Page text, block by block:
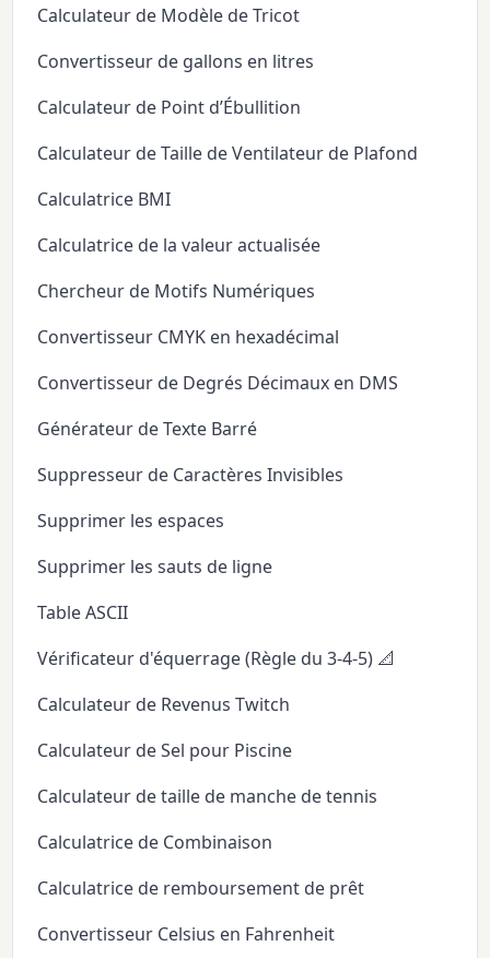
Calculateur de Modèle de Tricot
Convertisseur de gallons en litres
Calculateur de Point d’Ébullition
Calculateur de Taille de Ventilateur de Plafond
Calculatrice BMI
Calculatrice de la valeur actualisée
Chercheur de Motifs Numériques
Convertisseur CMYK en hexadécimal
Convertisseur de Degrés Décimaux en DMS
Générateur de Texte Barré
Suppresseur de Caractères Invisibles
Supprimer les espaces
Supprimer les sauts de ligne
Table ASCII
Vérificateur d'équerrage (Règle du 3-4-5) 📐
Calculateur de Revenus Twitch
Calculateur de Sel pour Piscine
Calculateur de taille de manche de tennis
Calculatrice de Combinaison
Calculatrice de remboursement de prêt
Convertisseur Celsius en Fahrenheit